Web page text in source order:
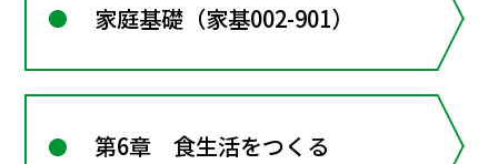
家庭基礎（家基002-901）
第6章 食生活をつくる